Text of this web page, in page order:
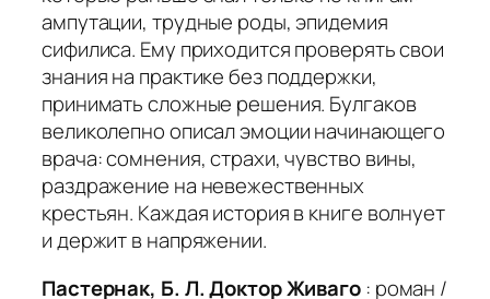
ампутации, трудные роды, эпидемия
сифилиса. Ему приходится проверять свои
знания на практике без поддержки,
принимать сложные решения. Булгаков
великолепно описал эмоции начинающего
врача: сомнения, страхи, чувство вины,
раздражение на невежественных
крестьян. Каждая история в книге волнует
и держит в напряжении.
Пастернак, Б. Л. Доктор Живаго : роман /